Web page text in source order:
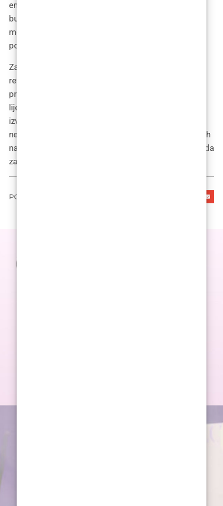
emocionalne potrebe. Njegove preporuke za
budućnost usmjerene su na unapređenje tehnika i
metoda liječenja, kao i na osiguranje kontinuirane
podrške pacijentima kroz cijeli proces liječenja.
Zagreb se, prema mišljenju dr. Filipovića, ističe kao
referentni centar za tretman rascjepa usne i nepca,
pružajući pacijentima pristup najnovijim metodama
liječenja i multidisciplinarnoj skrbi. Ova predanost
izvrsnosti u skrbi za pacijente s rascjepom usne i
nepca osigurava da Hrvatska ostane na čelu globalnih
napora u poboljšanju kvalitete života i estetskih ishoda
za ove pacijente.
PODIJELI